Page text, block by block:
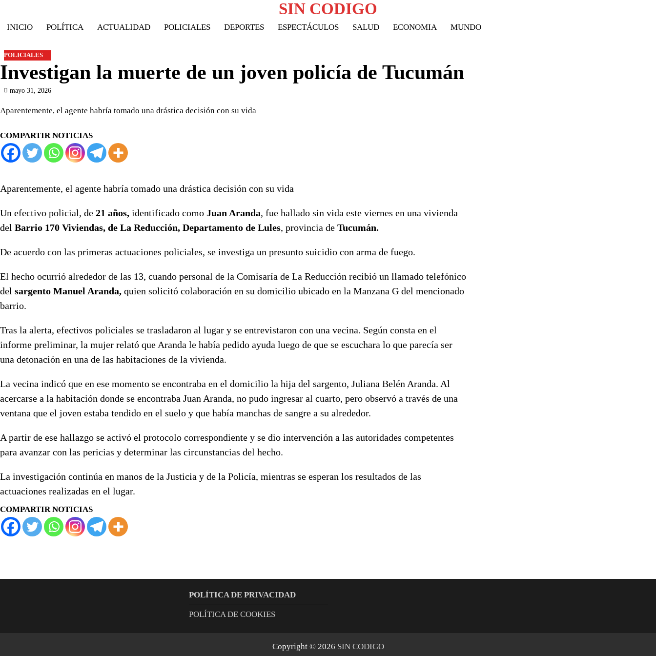
content
SIN CODIGO
INICIO POLÍTICA ACTUALIDAD POLICIALES DEPORTES ESPECTÁCULOS SALUD ECONOMIA MUNDO
POLICIALES
Investigan la muerte de un joven policía de Tucumán
mayo 31, 2026
Aparentemente, el agente habría tomado una drástica decisión con su vida
COMPARTIR NOTICIAS
Aparentemente, el agente habría tomado una drástica decisión con su vida
Un efectivo policial, de 21 años, identificado como Juan Aranda, fue hallado sin vida este viernes en una vivienda
del Barrio 170 Viviendas, de La Reducción, Departamento de Lules, provincia de Tucumán.
De acuerdo con las primeras actuaciones policiales, se investiga un presunto suicidio con arma de fuego.
El hecho ocurrió alrededor de las 13, cuando personal de la Comisaría de La Reducción recibió un llamado telefónico
del sargento Manuel Aranda, quien solicitó colaboración en su domicilio ubicado en la Manzana G del mencionado
barrio.
Tras la alerta, efectivos policiales se trasladaron al lugar y se entrevistaron con una vecina. Según consta en el
informe preliminar, la mujer relató que Aranda le había pedido ayuda luego de que se escuchara lo que parecía ser
una detonación en una de las habitaciones de la vivienda.
La vecina indicó que en ese momento se encontraba en el domicilio la hija del sargento, Juliana Belén Aranda. Al
acercarse a la habitación donde se encontraba Juan Aranda, no pudo ingresar al cuarto, pero observó a través de una
ventana que el joven estaba tendido en el suelo y que había manchas de sangre a su alrededor.
A partir de ese hallazgo se activó el protocolo correspondiente y se dio intervención a las autoridades competentes
para avanzar con las pericias y determinar las circunstancias del hecho.
La investigación continúa en manos de la Justicia y de la Policía, mientras se esperan los resultados de las
actuaciones realizadas en el lugar.
COMPARTIR NOTICIAS
POLÍTICA DE PRIVACIDAD
POLÍTICA DE COOKIES
Copyright © 2026 SIN CODIGO